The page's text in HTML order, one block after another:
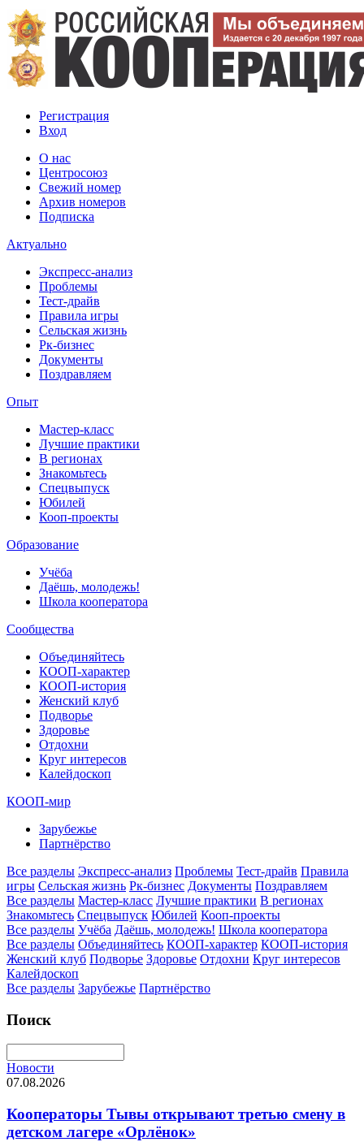
Регистрация
Вход
О нас
Центросоюз
Свежий номер
Архив номеров
Подписка
Актуально
Экспресс-анализ
Проблемы
Тест-драйв
Правила игры
Сельская жизнь
Рк-бизнес
Документы
Поздравляем
Опыт
Мастер-класс
Лучшие практики
В регионах
Знакомьтесь
Спецвыпуск
Юбилей
Кооп-проекты
Образование
Учёба
Даёшь, молодежь!
Школа кооператора
Сообщества
Объединяйтесь
КООП-характер
КООП-история
Женский клуб
Подворье
Здоровье
Отдохни
Круг интересов
Калейдоскоп
КООП-мир
Зарубежье
Партнёрство
Все разделы Экспресс-анализ Проблемы Тест-драйв Правила
игры Сельская жизнь Рк-бизнес Документы Поздравляем
Все разделы Мастер-класс Лучшие практики В регионах
Знакомьтесь Спецвыпуск Юбилей Кооп-проекты
Все разделы Учёба Даёшь, молодежь! Школа кооператора
Все разделы Объединяйтесь КООП-характер КООП-история
Женский клуб Подворье Здоровье Отдохни Круг интересов
Калейдоскоп
Все разделы Зарубежье Партнёрство
Поиск
Новости
07.08.2026
Кооператоры Тывы открывают третью смену в
детском лагере «Орлёнок»